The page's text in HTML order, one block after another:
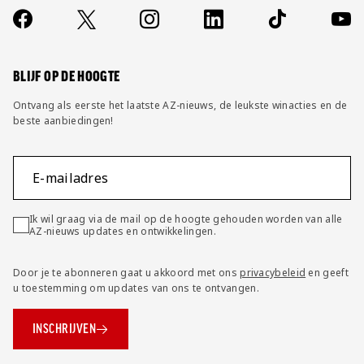
Contact
FAQ
Socials
https://www.facebook.com/AZAlkmaar
X Instagram LinkedIn TikTok
BLIJF OP DE HOOGTE
Ontvang als eerste het laatste AZ-nieuws, de leukste winacties en de
beste aanbiedingen!
E-mailadres
Ik wil graag via de mail op de hoogte gehouden worden van alle
AZ-nieuws updates en ontwikkelingen.
Door je te abonneren gaat u akkoord met onsprivacybeleid en geeft
u toestemming om updates van ons te ontvangen.
INSCHRIJVEN